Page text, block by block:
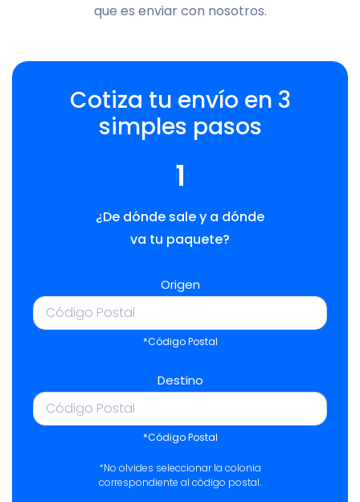
que es enviar con nosotros.
Cotiza tu envío en 3
simples pasos
1
¿De dónde sale y a dónde
va tu paquete?
Origen
*Código Postal
Destino
*Código Postal
*No olvides seleccionar la colonia
correspondiente al código postal.